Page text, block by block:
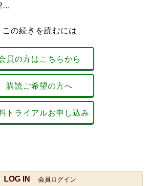
この続きを読むには
員の方はこちらから
購読ご希望の方へ
トライアルお申し込み
LOG IN 会員ログイン